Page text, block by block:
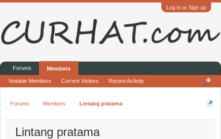
Log in or Sign up
Forums Members Lintang pratama
Lintang pratama
Forums Members
Notable Members Current Visitors Recent Activity